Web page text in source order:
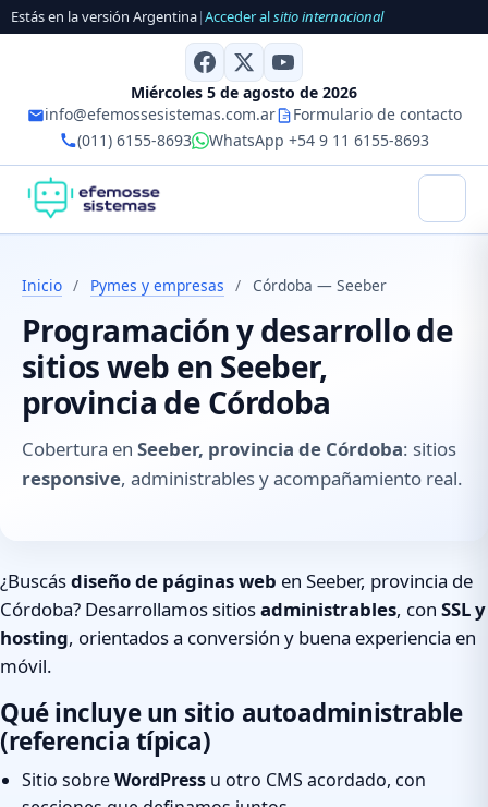
Estás en la versión Argentina|Acceder alsitio internacional
Miércoles 5 de agosto de 2026
info@efemossesistemas.com.ar
Formulario de contacto
(011) 6155-8693
WhatsApp +54 9 11 6155-8693
Inicio / Pymes y empresas / Córdoba — Seeber
Programación y desarrollo de
sitios web en Seeber,
provincia de Córdoba
Cobertura en Seeber, provincia de Córdoba: sitios
responsive, administrables y acompañamiento real.
¿Buscásdiseño de páginas web en Seeber, provincia de
Córdoba? Desarrollamos sitiosadministrables, con SSL y
hosting, orientados a conversión y buena experiencia en
móvil.
Qué incluye un sitio autoadministrable
(referencia típica)
Sitio sobreWordPress u otro CMS acordado, con